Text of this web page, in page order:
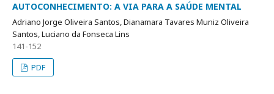
AUTOCONHECIMENTO: A VIA PARA A SAÚDE MENTAL
Adriano Jorge Oliveira Santos, Dianamara Tavares Muniz Oliveira
Santos, Luciano da Fonseca Lins
141-152
PDF